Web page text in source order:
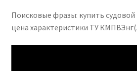
Поисковые фразы: купить
цена характеристики ТУ